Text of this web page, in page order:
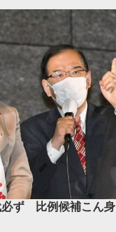
必ず 比例候補こん身